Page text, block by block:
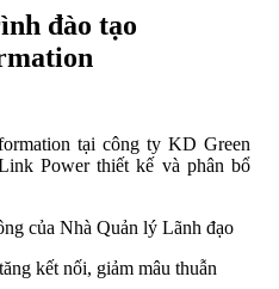
đào tạo
tại công ty KD Green
Power thiết kế và phân bổ
của Nhà Quản lý Lãnh đạo
kết nối, giảm mâu thuẫn